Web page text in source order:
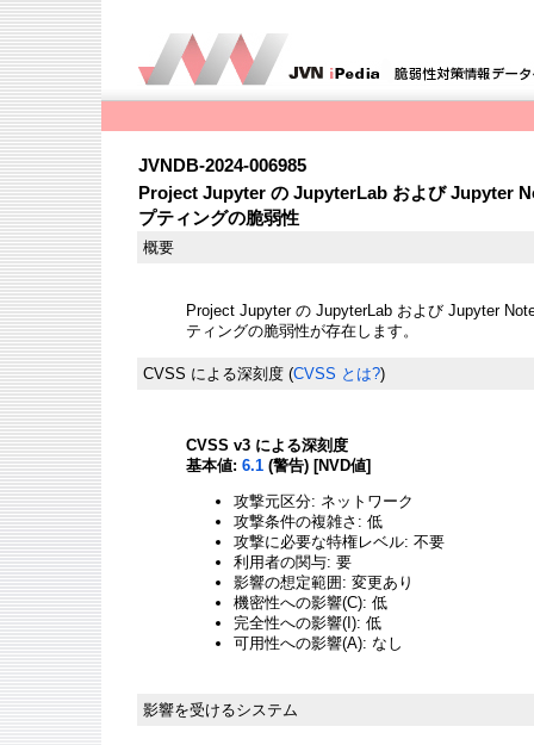
JVNDB-2024-006985
Project Jupyter の JupyterLab および Jupyter
プティングの脆弱性
概要
Project Jupyter の JupyterLab および Jupyter
ティングの脆弱性が存在します。
CVSS による深刻度 (CVSS とは?)
CVSS v3 による深刻度
基本値: 6.1 (警告) [NVD値]
攻撃元区分: ネットワーク
攻撃条件の複雑さ: 低
攻撃に必要な特権レベル: 不要
利用者の関与: 要
影響の想定範囲: 変更あり
機密性への影響(C): 低
完全性への影響(I): 低
可用性への影響(A): なし
影響を受けるシステム